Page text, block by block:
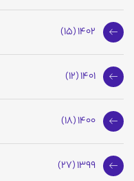
1402 (15)
1401 (12)
1400 (18)
1399 (27)